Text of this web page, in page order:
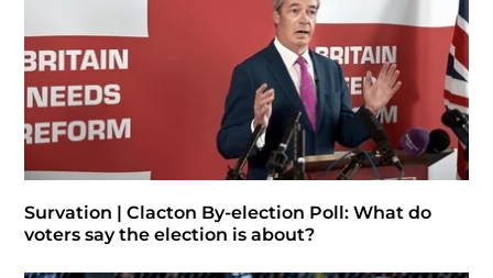
Survation | Clacton By-election Poll: What do
voters say the election is about?